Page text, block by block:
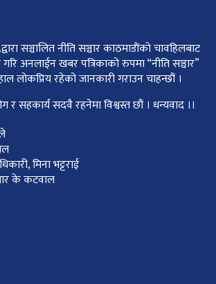
सञ्चालित नीति सञ्चार काठमाडाैंकाे चावहिलबाट
अनलाईन खबर पत्रिकाको रुपमा “नीति सञ्चार”
लोकप्रिय रहेको जानकारी गराउन चाहन्छौं ।
र सहकार्य सदवै रहनेमा विश्वस्त छौं । धन्यवाद ।।
मिना भट्टराई
के कटवाल